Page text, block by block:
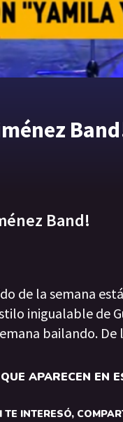
Band!
de la semana
inigualable de
bailando. De
APARECEN EN
TE INTERESÓ,